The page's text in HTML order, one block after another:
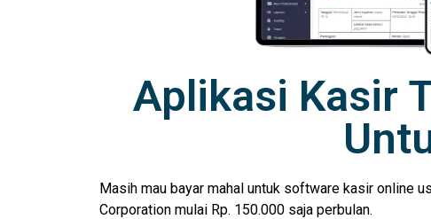
Aplikasi Kasir
Masih mau bayar mahal untuk software kasir online
Corporation mulai Rp. 150.000 saja perbulan.